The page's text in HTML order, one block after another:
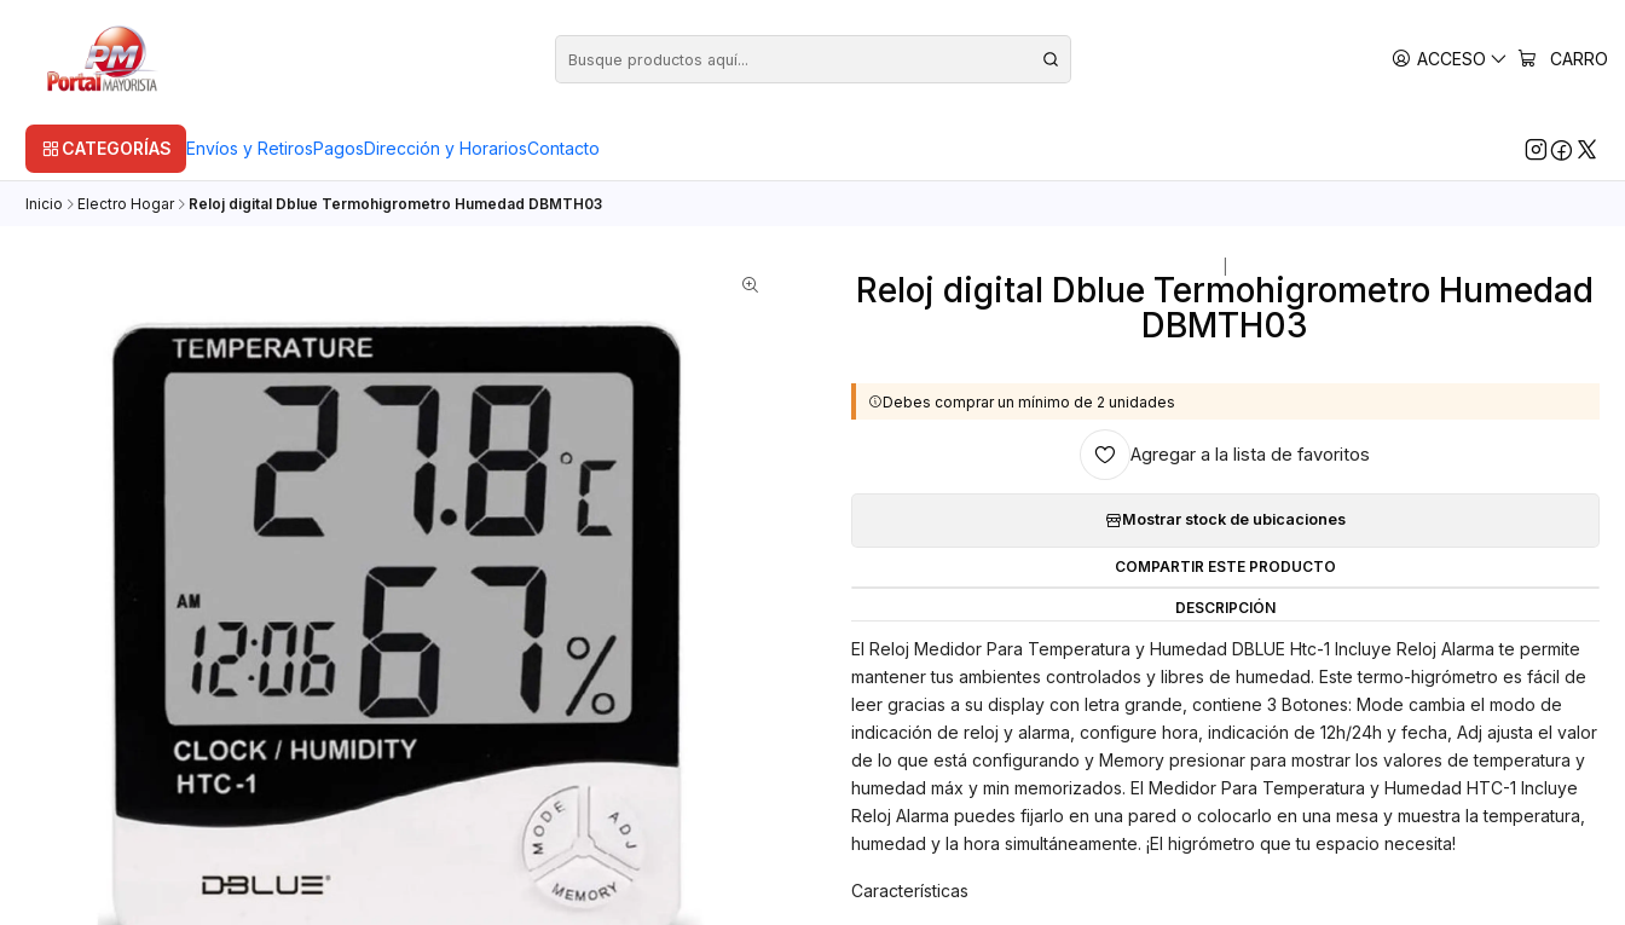
ACCESO CARRO
CATEGORÍAS Envíos y RetirosPagosDirección y HorariosContacto
Inicio Electro Hogar Reloj digital Dblue Termohigrometro Humedad DBMTH03
Reloj digital Dblue Termohigrometro Humedad
DBMTH03
Debes comprar un mínimo de 2 unidades
Agregar a la lista de favoritos
Mostrar stock de ubicaciones
COMPARTIR ESTE PRODUCTO
DESCRIPCIÓN
El Reloj Medidor Para Temperatura y Humedad DBLUE Htc-1 Incluye Reloj Alarma te permite
mantener tus ambientes controlados y libres de humedad. Este termo-higrómetro es fácil de
leer gracias a su display con letra grande, contiene 3 Botones: Mode cambia el modo de
indicación de reloj y alarma, configure hora, indicación de 12h/24h y fecha, Adj ajusta el valor
de lo que está configurando y Memory presionar para mostrar los valores de temperatura y
humedad máx y min memorizados. El Medidor Para Temperatura y Humedad HTC-1 Incluye
Reloj Alarma puedes fijarlo en una pared o colocarlo en una mesa y muestra la temperatura,
humedad y la hora simultáneamente. ¡El higrómetro que tu espacio necesita!
Características